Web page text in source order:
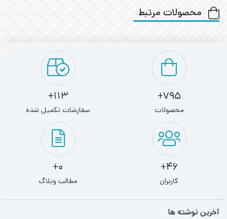
محصولات مرتبط
795+
محصولات
113+
سفارشات تکمیل شده
46+
کاربران
0+
مطالب وبلاگ
آخرین نوشته ها